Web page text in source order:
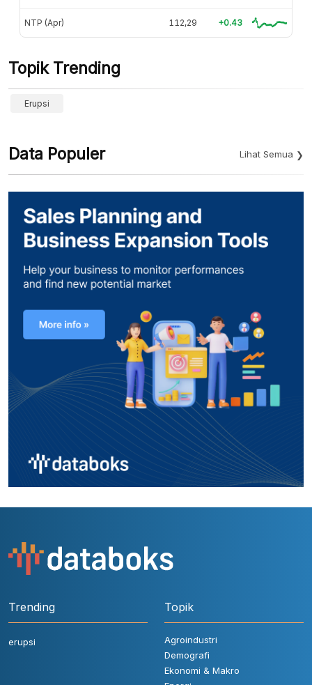
NTP (Apr) 112,29 +0.43
Topik Trending
Erupsi
Data Populer Lihat Semua
Trending
erupsi
Topik
Agroindustri
Demografi
Ekonomi & Makro